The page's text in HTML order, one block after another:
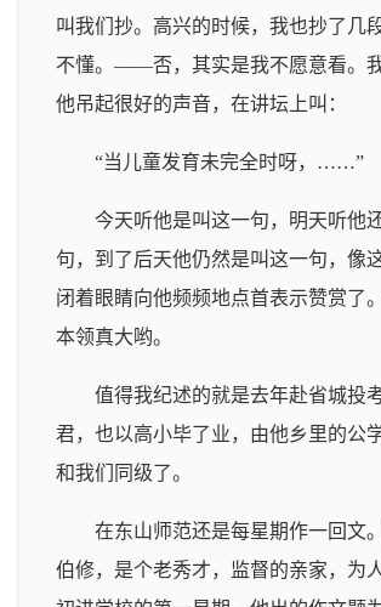
叫我们抄。高兴的时候，我也抄了几
不懂。——否，其实是我不愿意看。
他吊起很好的声音，在讲坛上叫：
“当儿童发育未完全时呀，……”
今天听他是叫这一句，明天听他
句，到了后天他仍然是叫这一句，像
闭着眼睛向他频频地点首表示赞赏了
本领真大哟。
值得我纪述的就是去年赴省城投
君，也以高小毕了业，由他乡里的公
和我们同级了。
在东山师范还是每星期作一回文
伯修，是个老秀才，监督的亲家，为